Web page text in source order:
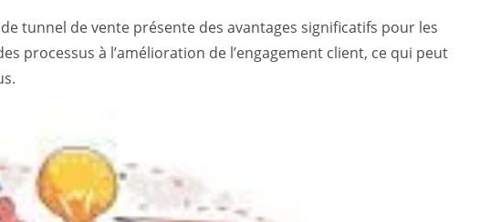
tunnel de vente présente des avantages significatifs pour les
processus à l’amélioration de l’engagement client, ce qui peut